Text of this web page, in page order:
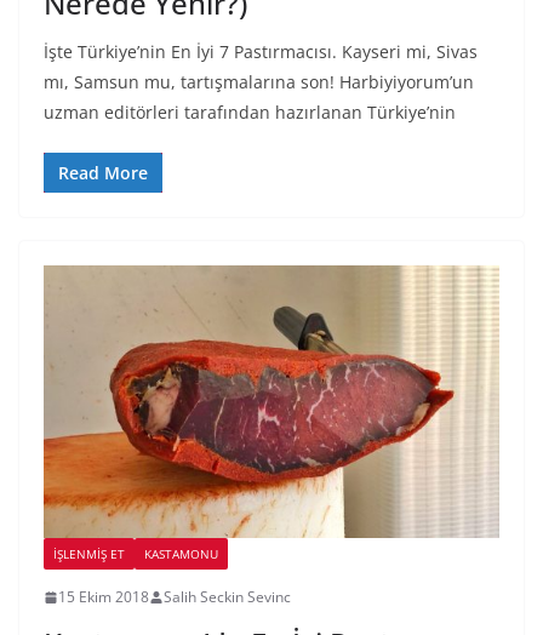
İşte Türkiye’nin En İyi 7 Pastırmacısı. Kayseri mi, Sivas
mı, Samsun mu, tartışmalarına son! Harbiyiyorum’un
uzman editörleri tarafından hazırlanan Türkiye’nin
Read More
İŞLENMIŞ ET KASTAMONU
15 Ekim 2018 Salih Seckin Sevinc